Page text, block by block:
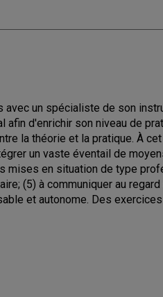
un spécialiste de son
d'enrichir son niveau de
la théorie et la pratique. À
un vaste éventail de
mises en situation de type
(5) à communiquer au
et autonome. Des